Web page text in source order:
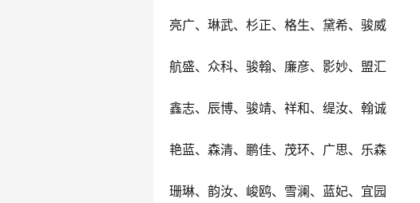
亮广、琳武、杉正、格生、黛希、骏威
航盛、众科、骏翰、廉彦、影妙、盟汇
鑫志、辰博、骏靖、祥和、缇汝、翰诚
艳蓝、森清、鹏佳、茂环、广思、乐森
珊琳、韵汝、峻鸥、雪澜、蓝妃、宜园